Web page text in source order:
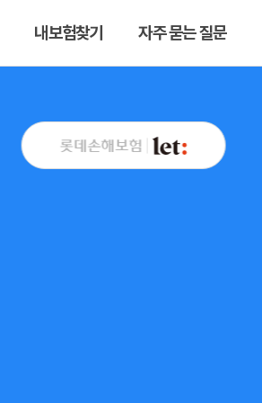
내보험찾기 자주 묻는 질문